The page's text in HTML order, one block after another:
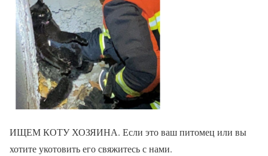
ИЩЕМ КОТУ ХОЗЯИНА. Если это ваш питомец или вы
хотите укотовить его свяжитесь с нами.